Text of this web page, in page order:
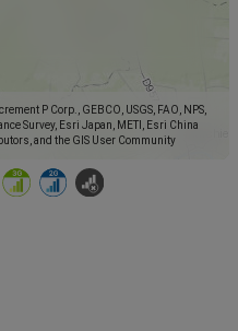
P Corp., GEBCO, USGS, FAO, NPS,
Survey, Esri Japan, METI, Esri China
and the GIS User Community